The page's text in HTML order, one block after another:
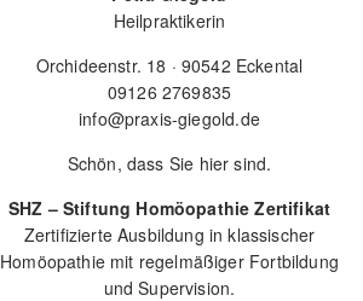
Heilpraktikerin
Orchideenstr. 18 · 90542 Eckental
09126 2769835
info@praxis-giegold.de
Schön, dass Sie hier sind.
SHZ – Stiftung Homöopathie Zertifikat
Zertifizierte Ausbildung in klassischer
Homöopathie mit regelmäßiger Fortbildung
und Supervision.